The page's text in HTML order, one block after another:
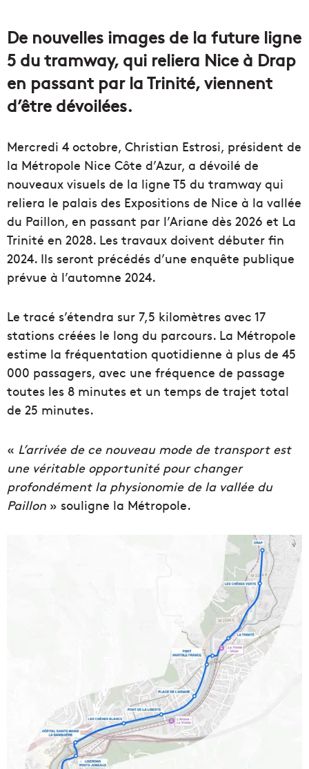
De nouvelles images de la future ligne
5 du tramway, qui reliera Nice à Drap
en passant par la Trinité, viennent
d’être dévoilées.
Mercredi 4 octobre, Christian Estrosi, président de
la Métropole Nice Côte d’Azur, a dévoilé de
nouveaux visuels de la ligne T5 du tramway qui
reliera le palais des Expositions de Nice à la vallée
du Paillon, en passant par l’Ariane dès 2026 et La
Trinité en 2028. Les travaux doivent débuter fin
2024. Ils seront précédés d’une enquête publique
prévue à l’automne 2024.
Le tracé s’étendra sur 7,5 kilomètres avec 17
stations créées le long du parcours. La Métropole
estime la fréquentation quotidienne à plus de 45
000 passagers, avec une fréquence de passage
toutes les 8 minutes et un temps de trajet total
de 25 minutes.
« L’arrivée de ce nouveau mode de transport est
une véritable opportunité pour changer
profondément la physionomie de la vallée du
Paillon » souligne la Métropole.